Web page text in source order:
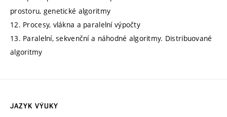
prostoru, genetické algoritmy
12. Procesy, vlákna a paralelní výpočty
13. Paralelní, sekvenční a náhodné algoritmy. Distribuované
algoritmy
JAZYK VÝUKY